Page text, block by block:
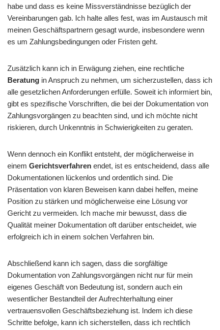
habe und dass es keine Missverständnisse bezüglich der
Vereinbarungen gab. Ich halte alles fest, was im Austausch mit
meinen Geschäftspartnern gesagt wurde, insbesondere wenn
es um Zahlungsbedingungen oder Fristen geht.
Zusätzlich kann ich in Erwägung ziehen, eine rechtliche
Beratung in Anspruch zu nehmen, um sicherzustellen, dass ich
alle gesetzlichen Anforderungen erfülle. Soweit ich informiert bin,
gibt es spezifische Vorschriften, die bei der Dokumentation von
Zahlungsvorgängen zu beachten sind, und ich möchte nicht
riskieren, durch Unkenntnis in Schwierigkeiten zu geraten.
Wenn dennoch ein Konflikt entsteht, der möglicherweise in
einem Gerichtsverfahren endet, ist es entscheidend, dass alle
Dokumentationen lückenlos und ordentlich sind. Die
Präsentation von klaren Beweisen kann dabei helfen, meine
Position zu stärken und möglicherweise eine Lösung vor
Gericht zu vermeiden. Ich mache mir bewusst, dass die
Qualität meiner Dokumentation oft darüber entscheidet, wie
erfolgreich ich in einem solchen Verfahren bin.
Abschließend kann ich sagen, dass die sorgfältige
Dokumentation von Zahlungsvorgängen nicht nur für mein
eigenes Geschäft von Bedeutung ist, sondern auch ein
wesentlicher Bestandteil der Aufrechterhaltung einer
vertrauensvollen Geschäftsbeziehung ist. Indem ich diese
Schritte befolge, kann ich sicherstellen, dass ich rechtlich